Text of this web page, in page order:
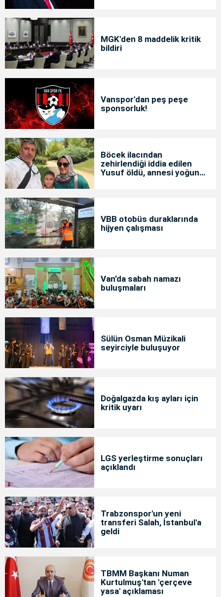
MGK'den 8 maddelik kritik
bildiri
Vanspor'dan peş peşe
sponsorluk!
Böcek ilacından
zehirlendiği iddia edilen
Yusuf öldü, annesi yoğun
VBB otobüs duraklarında
hijyen çalışması
Van’da sabah namazı
buluşmaları
Sülün Osman Müzikali
seyirciyle buluşuyor
Doğalgazda kış ayları için
kritik uyarı
LGS yerleştirme sonuçları
açıklandı
Trabzonspor'un yeni
transferi Salah, İstanbul'a
geldi
TBMM Başkanı Numan
Kurtulmuş'tan 'çerçeve
yasa' açıklaması